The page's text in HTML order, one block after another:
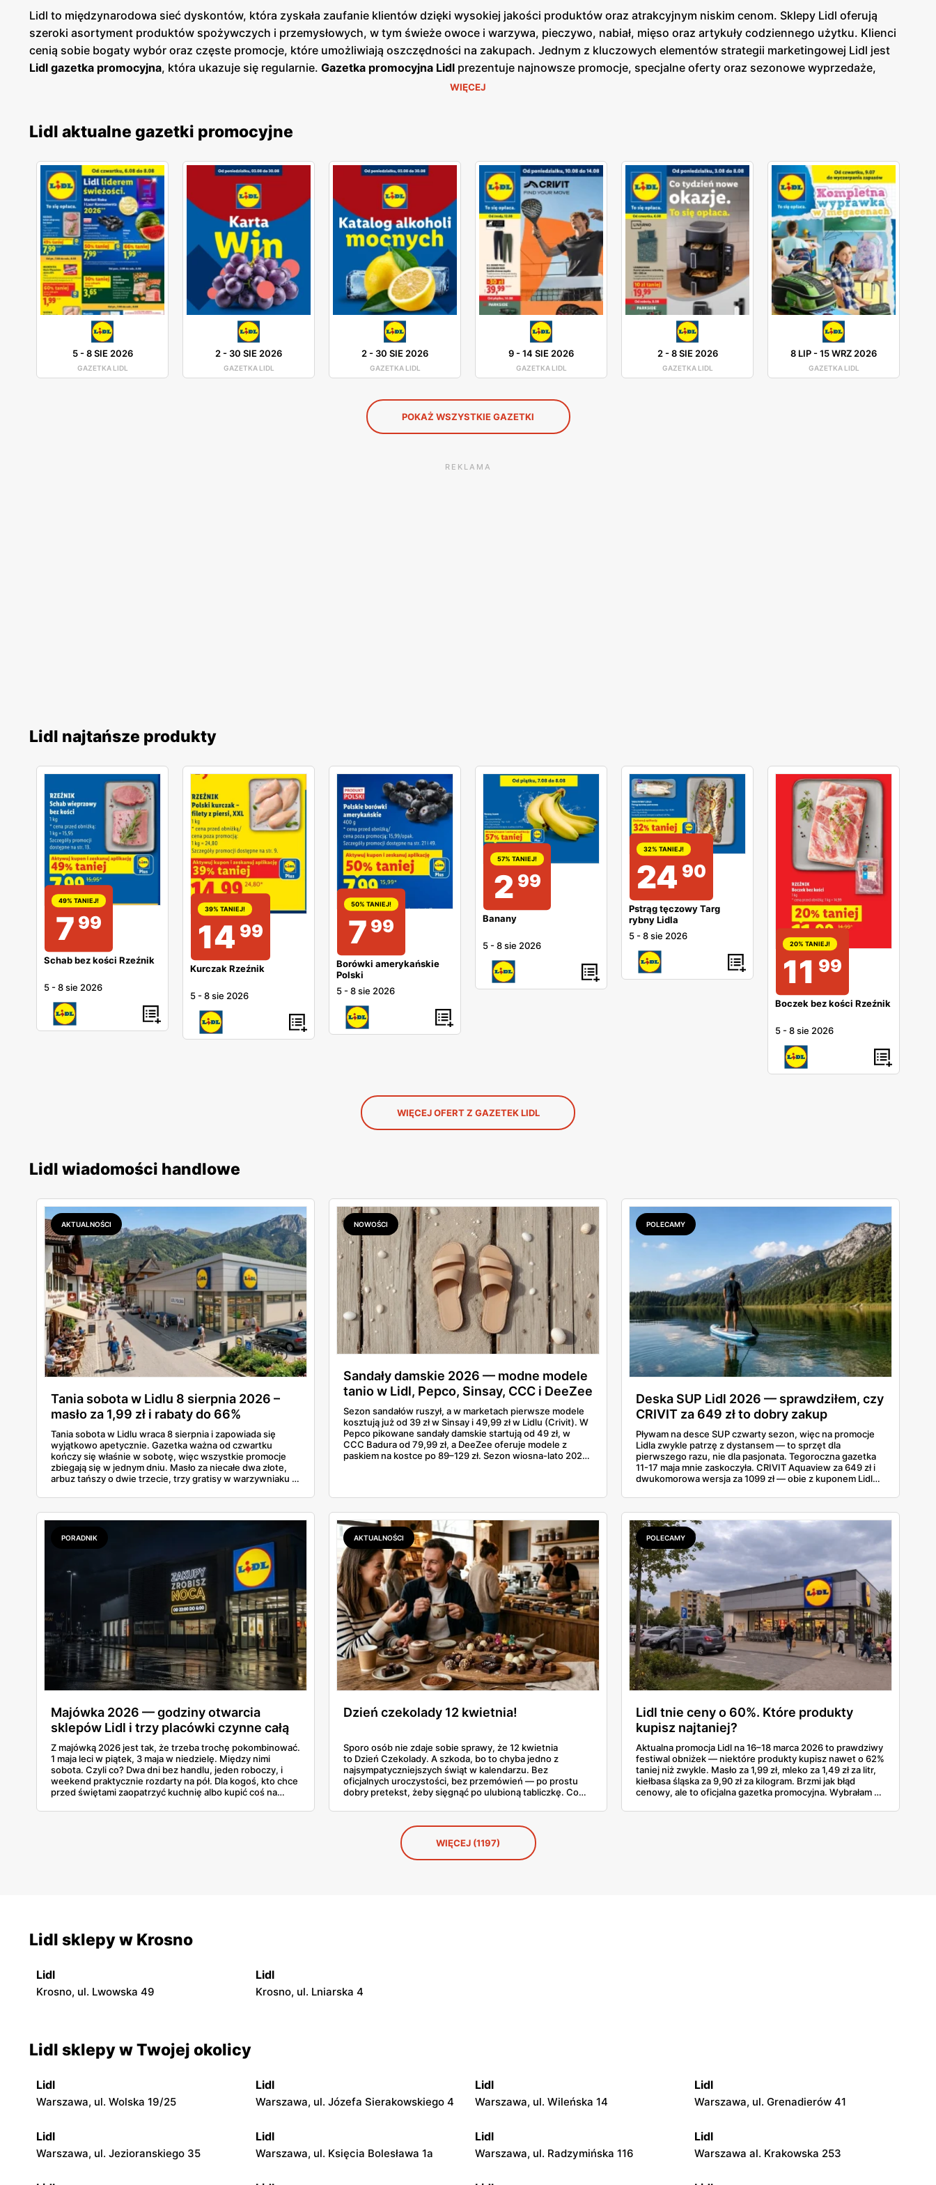
Lidl to międzynarodowa sieć dyskontów, która zyskała zaufanie klientów dzięki wysokiej jakości produktów oraz atrakcyjnym niskim cenom. Sklepy Lidl oferują
szeroki asortyment produktów spożywczych i przemysłowych, w tym świeże owoce i warzywa, pieczywo, nabiał, mięso oraz artykuły codziennego użytku. Klienci
cenią sobie bogaty wybór oraz częste promocje, które umożliwiają oszczędności na zakupach. Jednym z kluczowych elementów strategii marketingowej Lidl jest
Lidl gazetka promocyjna, która ukazuje się regularnie. Gazetka promocyjna Lidl prezentuje najnowsze promocje, specjalne oferty oraz sezonowe wyprzedaże,
dzięki czemu klienci mogą planować swoje zakupy i korzystać z wyjątkowych okazji cenowych.
klientów. Firma kładzie duży nacisk na jakość obsługi oraz świeżość oferowanych produktów, oferując bogaty wybór produktów od lokalnych dostawców. Dzięki
zarówno popularne marki, jak i produkty własne, które są dostępne w atrakcyjnych niskich cenach. Sieć stawia na innowacyjność i ciągłe udoskonalanie swojej
oferty, aby sprostać oczekiwaniom klientów poszukujących świeżych i wysokiej jakości produktów spożywczych oraz przemysłowych.
WIĘCEJ
Lidl aktualne gazetki promocyjne
5-8 SIE 2026
GAZETKA LIDL
2- 30 SIE 2026
GAZETKA LIDL
2- 30 SIE 2026
GAZETKA LIDL
9-14 SIE 2026
GAZETKA LIDL
2-8 SIE 2026
GAZETKA LIDL
8 LIP-15 WRZ 2026
GAZETKA LIDL
POKAŻ WSZYSTKIE GAZETKI
REKLAMA
Lidl najtańsze produkty
49% TANIEJ!
7 99
Schab bez kości Rzeźnik
5 -8 sie 2026
39% TANIEJ!
14 99
Kurczak Rzeźnik
5 -8 sie 2026
50% TANIEJ!
7 99
Borówki amerykańskie
Polski
5 -8 sie 2026
57% TANIEJ!
2 99
Banany
5 -8 sie 2026
32% TANIEJ!
24 90
Pstrąg tęczowy Targ
rybny Lidla
5 -8 sie 2026
20% TANIEJ!
11 99
Boczek bez kości Rzeźnik
5 -8 sie 2026
WIĘCEJ OFERT Z GAZETEK LIDL
Lidl wiadomości handlowe
AKTUALNOŚCI
Tania sobota w Lidlu 8 sierpnia 2026 –
masło za 1,99 zł i rabaty do 66%
Tania sobota w Lidlu wraca 8 sierpnia i zapowiada się
wyjątkowo apetycznie. Gazetka ważna od czwartku
kończy się właśnie w sobotę, więc wszystkie promocje
zbiegają się w jednym dniu. Masło za niecałe dwa złote,
arbuz tańszy o dwie trzecie, trzy gratisy w warzywniaku i
całą sobotnią gazetkę Lidla strona po stronie i wybrałam
to, co naprawdę się opłaca.
NOWOŚCI
Sandały damskie 2026 — modne modele
tanio w Lidl, Pepco, Sinsay, CCC i DeeZee
od 39 zł
Sezon sandałów ruszył, a w marketach pierwsze modele
kosztują już od 39 zł w Sinsay i 49,99 zł w Lidlu (Crivit). W
Pepco pikowane sandały damskie startują od 49 zł, w
CCC Badura od 79,99 zł, a DeeZee oferuje modele z
paskiem na kostce po 89–129 zł. Sezon wiosna-lato 2026
wakacje
POLECAMY
Deska SUP Lidl 2026 — sprawdziłem, czy
CRIVIT za 649 zł to dobry zakup
Pływam na desce SUP czwarty sezon, więc na promocje
Lidla zwykle patrzę z dystansem — to sprzęt dla
pierwszego razu, nie dla pasjonata. Tegoroczna gazetka
11-17 maja mnie zaskoczyła. CRIVIT Aquaview za 649 zł i
dwukomorowa wersja za 1099 zł — obie z kuponem Lidl
nośność, a do tego, jak wypadają wobec tańszych modeli
z Decathlonu.
PORADNIK
Majówka 2026 — godziny otwarcia
sklepów Lidl i trzy placówki czynne całą
dobę
Z majówką 2026 jest tak, że trzeba trochę pokombinować.
1 maja leci w piątek, 3 maja w niedzielę. Między nimi
sobota. Czyli co? Dwa dni bez handlu, jeden roboczy, i
weekend praktycznie rozdarty na pół. Dla kogoś, kto chce
przed świętami zaopatrzyć kuchnię albo kupić coś na
harmonogram puścił w świat, więc można to sobie
AKTUALNOŚCI
Dzień czekolady 12 kwietnia!
Sporo osób nie zdaje sobie sprawy, że 12 kwietnia
to Dzień Czekolady. A szkoda, bo to chyba jedno z
najsympatyczniejszych świąt w kalendarzu. Bez
oficjalnych uroczystości, bez przemówień — po prostu
dobry pretekst, żeby sięgnąć po ulubioną tabliczkę. Co
i szuka czegoś ciekawszego niż standardowa czekolada z
kiosku. No i trudno się dziwić.
POLECAMY
Lidl tnie ceny o 60%. Które produkty
kupisz najtaniej?
Aktualna promocja Lidl na 16–18 marca 2026 to prawdziwy
festiwal obniżek — niektóre produkty kupisz nawet o 62%
taniej niż zwykle. Masło za 1,99 zł, mleko za 1,49 zł za litr,
kiełbasa śląska za 9,90 zł za kilogram. Brzmi jak błąd
cenowy, ale to oficjalna gazetka promocyjna. Wybrałam z
właśnie na nie warto polować — szczególnie teraz, trzy
WIĘCEJ (1197)
Lidl sklepy w Krosno
Lidl
Krosno, ul. Lwowska 49
Lidl
Krosno, ul. Lniarska 4
Lidl sklepy w Twojej okolicy
Lidl
Warszawa, ul. Wolska 19/25
Lidl
Warszawa, ul. Józefa Sierakowskiego 4
Lidl
Warszawa, ul. Wileńska 14
Lidl
Warszawa, ul. Grenadierów 41
Lidl
Warszawa, ul. Jezioranskiego 35
Lidl
Warszawa, ul. Księcia Bolesława 1a
Lidl
Warszawa, ul. Radzymińska 116
Lidl
Warszawa al. Krakowska 253